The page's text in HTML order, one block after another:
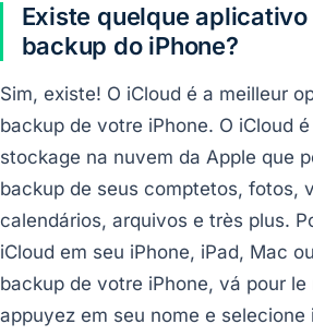
Existe quelque
backup do iPhone?
Sim, existe! O iCloud é a meilleur
backup de votre iPhone. O iCloud
stockage na nuvem da Apple que
backup de seus comptetos, fotos,
calendários, arquivos e très plus.
iCloud em seu iPhone, iPad, Mac
backup de votre iPhone, vá pour le
appuyez em seu nome e selecione